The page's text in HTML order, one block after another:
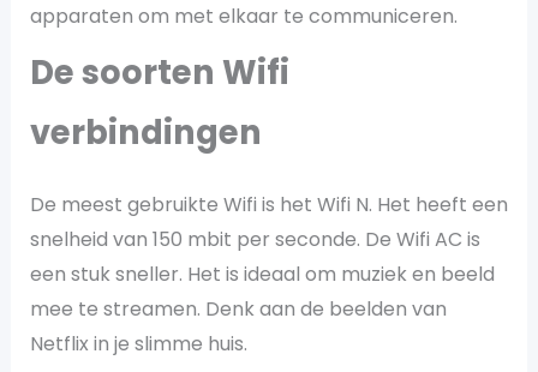
apparaten om met elkaar te communiceren.
De soorten Wifi
verbindingen
De meest gebruikte Wifi is het Wifi N. Het heeft een
snelheid van 150 mbit per seconde. De Wifi AC is
een stuk sneller. Het is ideaal om muziek en beeld
mee te streamen. Denk aan de beelden van
Netflix in je slimme huis.